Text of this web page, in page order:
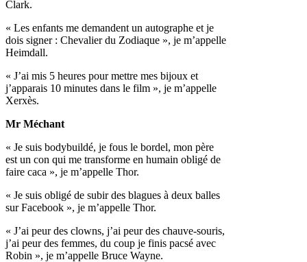
Clark.
« Les enfants me demandent un autographe et je
dois signer : Chevalier du Zodiaque », je m’appelle
Heimdall.
« J’ai mis 5 heures pour mettre mes bijoux et
j’apparais 10 minutes dans le film », je m’appelle
Xerxès.
Mr Méchant
« Je suis bodybuildé, je fous le bordel, mon père
est un con qui me transforme en humain obligé de
faire caca », je m’appelle Thor.
« Je suis obligé de subir des blagues à deux balles
sur Facebook », je m’appelle Thor.
« J’ai peur des clowns, j’ai peur des chauve-souris,
j’ai peur des femmes, du coup je finis pacsé avec
Robin », je m’appelle Bruce Wayne.